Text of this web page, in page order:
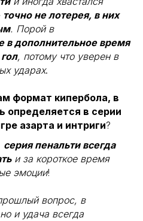
точно не лотерея, в них
. Порой в
в дополнительное время
, потому что уверен в
ударах.
формат кипербола, в
определяется в серии
азарта и интриги?
серия пенальти всегда
и за короткое время
эмоции!
вопрос, в
и удача всегда